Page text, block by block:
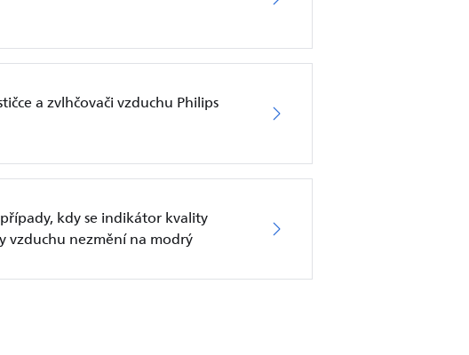
a zvlhčovači vzduchu Philips
kdy se indikátor kvality
vzduchu nezmění na modrý